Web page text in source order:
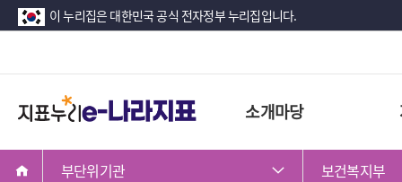
이 누리집은 대한민국 공식 전자정부 누리집입니다.
지
표
누
소개마당
부단위기관 보건복지부